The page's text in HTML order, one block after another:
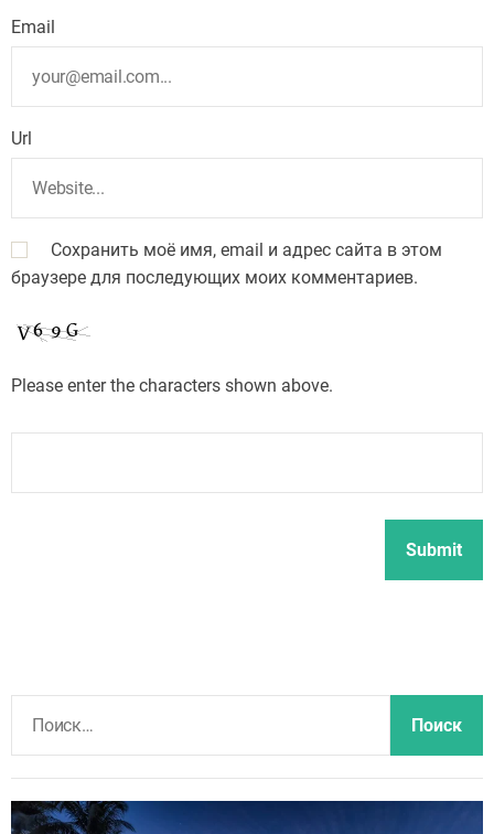
Email
Url
Сохранить моё имя, email и адрес сайта в этом
браузере для последующих моих комментариев.
Please enter the characters shown above.
й
и